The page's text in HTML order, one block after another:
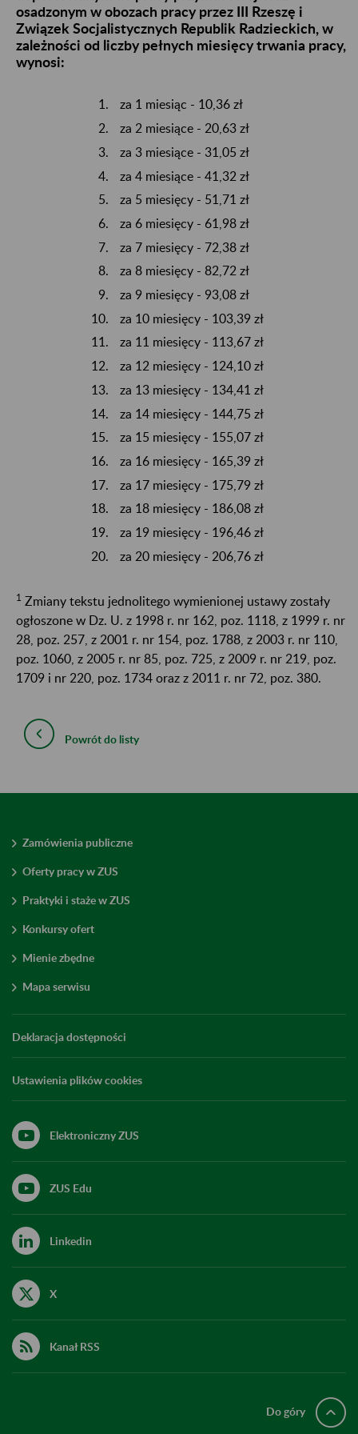
osadzonym w obozach pracy przez III Rzeszę i
Związek Socjalistycznych Republik Radzieckich, w
zależności od liczby pełnych miesięcy trwania pracy,
wynosi:
za 1 miesiąc - 10,36 zł
za 2 miesiące - 20,63 zł
za 3 miesiące - 31,05 zł
za 4 miesiące - 41,32 zł
za 5 miesięcy - 51,71 zł
za 6 miesięcy - 61,98 zł
za 7 miesięcy - 72,38 zł
za 8 miesięcy - 82,72 zł
za 9 miesięcy - 93,08 zł
za 10 miesięcy - 103,39 zł
za 11 miesięcy - 113,67 zł
za 12 miesięcy - 124,10 zł
za 13 miesięcy - 134,41 zł
za 14 miesięcy - 144,75 zł
za 15 miesięcy - 155,07 zł
za 16 miesięcy - 165,39 zł
za 17 miesięcy - 175,79 zł
za 18 miesięcy - 186,08 zł
za 19 miesięcy - 196,46 zł
za 20 miesięcy - 206,76 zł
1 Zmiany tekstu jednolitego wymienionej ustawy zostały
ogłoszone w Dz. U. z 1998 r. nr 162, poz. 1118, z 1999 r. nr
28, poz. 257, z 2001 r. nr 154, poz. 1788, z 2003 r. nr 110,
poz. 1060, z 2005 r. nr 85, poz. 725, z 2009 r. nr 219, poz.
1709 i nr 220, poz. 1734 oraz z 2011 r. nr 72, poz. 380.
Powrót do listy
Zamówienia publiczne
Oferty pracy w ZUS
Praktyki i staże w ZUS
Konkursy ofert
Mienie zbędne
Mapa serwisu
Deklaracja dostępności
Ustawienia plików cookies
Elektroniczny ZUS
ZUS Edu
Linkedin
X
Kanał RSS
Do góry